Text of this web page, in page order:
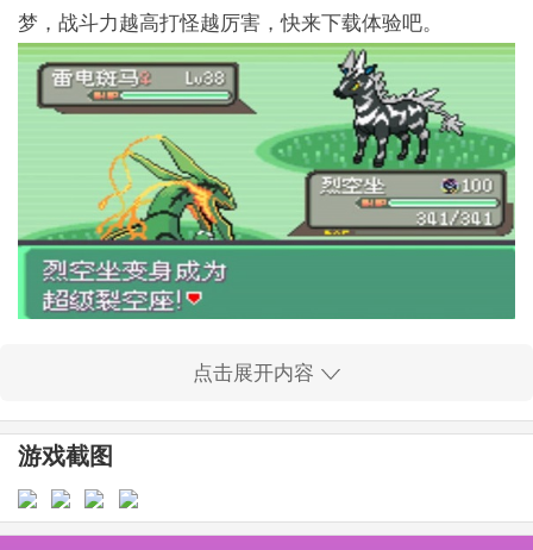
梦，战斗力越高打怪越厉害，快来下载体验吧。
区挑战8名馆主并战胜四大天王，从而获得神奇宝贝大师
的称号。不过该版本加入了神兽烈空坐的故事情节，让
你体验到神兽的力量和威严！
点击展开内容
游戏截图